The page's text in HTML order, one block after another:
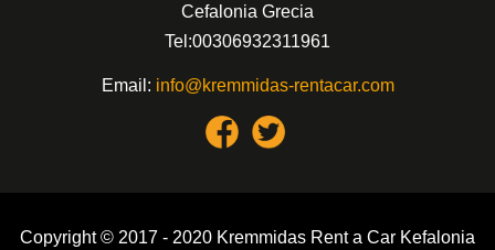
Cefalonia Grecia
Tel:00306932311961
Email: info@kremmidas-rentacar.com
Copyright © 2017 - 2020 Kremmidas Rent a Car Kefalonia